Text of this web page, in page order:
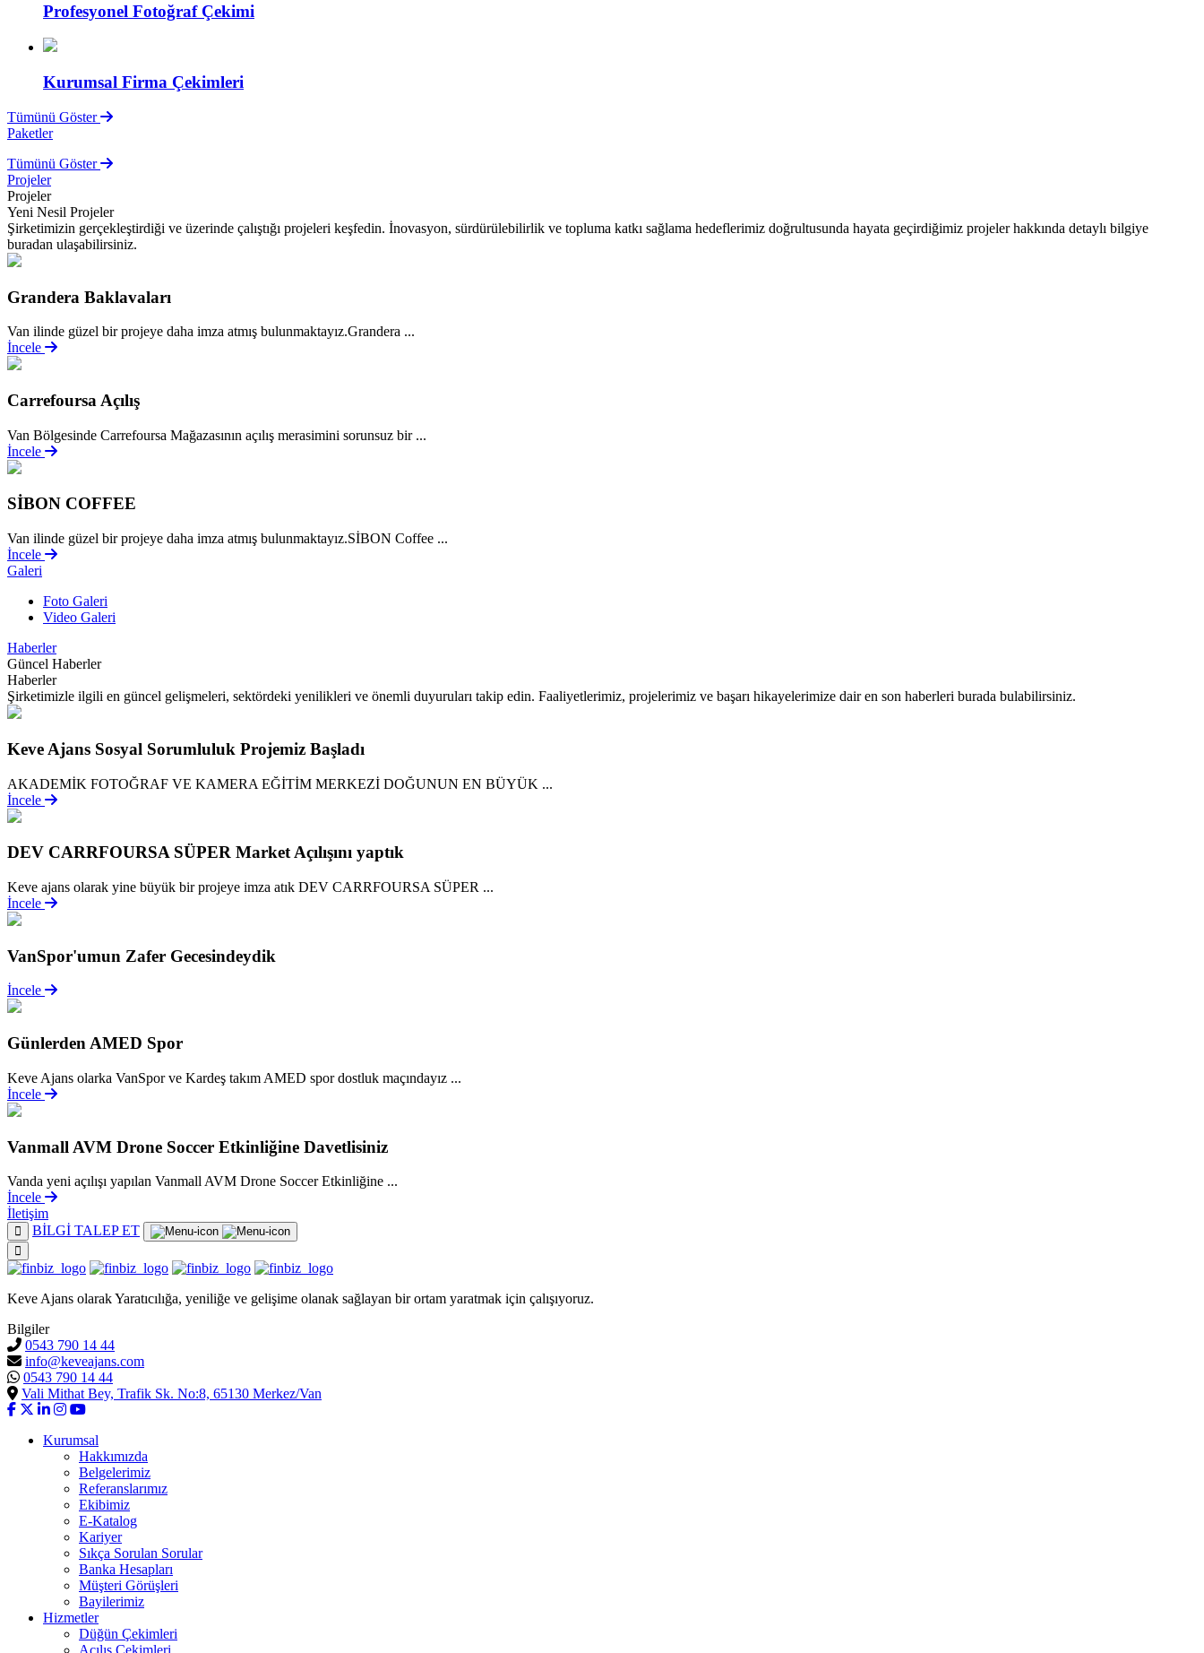
Profesyonel Fotoğraf Çekimi
Kurumsal Firma Çekimleri
Tümünü Göster
Paketler
Tümünü Göster
Projeler
Projeler
Yeni Nesil Projeler
Şirketimizin gerçekleştirdiği ve üzerinde çalıştığı projeleri keşfedin. İnovasyon, sürdürülebilirlik ve topluma katkı sağlama hedeflerimiz doğrultusunda hayata geçirdiğimiz projeler hakkında detaylı bilgiye
buradan ulaşabilirsiniz.
Grandera Baklavaları
Van ilinde güzel bir projeye daha imza atmış bulunmaktayız.Grandera ...
İncele
Carrefoursa Açılış
Van Bölgesinde Carrefoursa Mağazasının açılış merasimini sorunsuz bir ...
İncele
SİBON COFFEE
Van ilinde güzel bir projeye daha imza atmış bulunmaktayız.SİBON Coffee ...
İncele
Galeri
Foto Galeri
Video Galeri
Haberler
Güncel Haberler
Haberler
Şirketimizle ilgili en güncel gelişmeleri, sektördeki yenilikleri ve önemli duyuruları takip edin. Faaliyetlerimiz, projelerimiz ve başarı hikayelerimize dair en son haberleri burada bulabilirsiniz.
Keve Ajans Sosyal Sorumluluk Projemiz Başladı
AKADEMİK FOTOĞRAF VE KAMERA EĞİTİM MERKEZİ DOĞUNUN EN BÜYÜK ...
İncele
DEV CARRFOURSA SÜPER Market Açılışını yaptık
Keve ajans olarak yine büyük bir projeye imza atık DEV CARRFOURSA SÜPER ...
İncele
VanSpor'umun Zafer Gecesindeydik
İncele
Günlerden AMED Spor
Keve Ajans olarka VanSpor ve Kardeş takım AMED spor dostluk maçındayız ...
İncele
Vanmall AVM Drone Soccer Etkinliğine Davetlisiniz
Vanda yeni açılışı yapılan Vanmall AVM Drone Soccer Etkinliğine ...
İncele
İletişim
BİLGİ TALEP ET
Keve Ajans olarak Yaratıcılığa, yeniliğe ve gelişime olanak sağlayan bir ortam yaratmak için çalışıyoruz.
Bilgiler
0543 790 14 44
info@keveajans.com
0543 790 14 44
Vali Mithat Bey, Trafik Sk. No:8, 65130 Merkez/Van
Kurumsal
Hakkımızda
Belgelerimiz
Referanslarımız
Ekibimiz
E-Katalog
Kariyer
Sıkça Sorulan Sorular
Banka Hesapları
Müşteri Görüşleri
Bayilerimiz
Hizmetler
Düğün Çekimleri